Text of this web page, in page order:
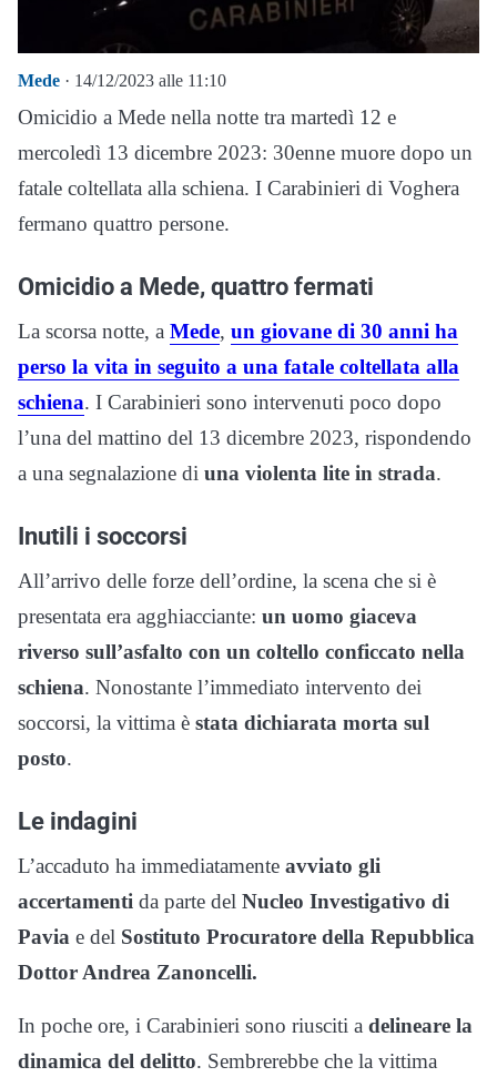
Mede · 14/12/2023 alle 11:10
Omicidio a Mede nella notte tra martedì 12 e
mercoledì 13 dicembre 2023: 30enne muore dopo un
fatale coltellata alla schiena. I Carabinieri di Voghera
fermano quattro persone.
Omicidio a Mede, quattro fermati
La scorsa notte, a Mede, un giovane di 30 anni ha
perso la vita in seguito a una fatale coltellata alla
schiena. I Carabinieri sono intervenuti poco dopo
l’una del mattino del 13 dicembre 2023, rispondendo
a una segnalazione di una violenta lite in strada.
Inutili i soccorsi
All’arrivo delle forze dell’ordine, la scena che si è
presentata era agghiacciante: un uomo giaceva
riverso sull’asfalto con un coltello conficcato nella
schiena. Nonostante l’immediato intervento dei
soccorsi, la vittima è stata dichiarata morta sul
posto.
Le indagini
L’accaduto ha immediatamente avviato gli
accertamenti da parte del Nucleo Investigativo di
Pavia e del Sostituto Procuratore della Repubblica
Dottor Andrea Zanoncelli.
In poche ore, i Carabinieri sono riusciti a delineare la
dinamica del delitto. Sembrerebbe che la vittima